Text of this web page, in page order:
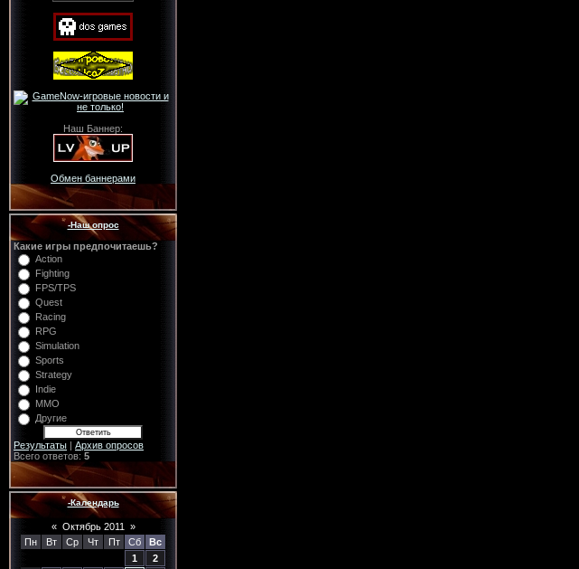
Наш Баннер:
Обмен баннерами
-Наш опрос
Какие игры предпочитаешь?
Action
Fighting
FPS/TPS
Quest
Racing
RPG
Simulation
Sports
Strategy
Indie
MMO
Другие
Результаты | Архив опросов
Всего ответов: 5
-Календарь
« Октябрь 2011
»
Пн
Вт Ср Чт Пт Сб
Вс
1
2